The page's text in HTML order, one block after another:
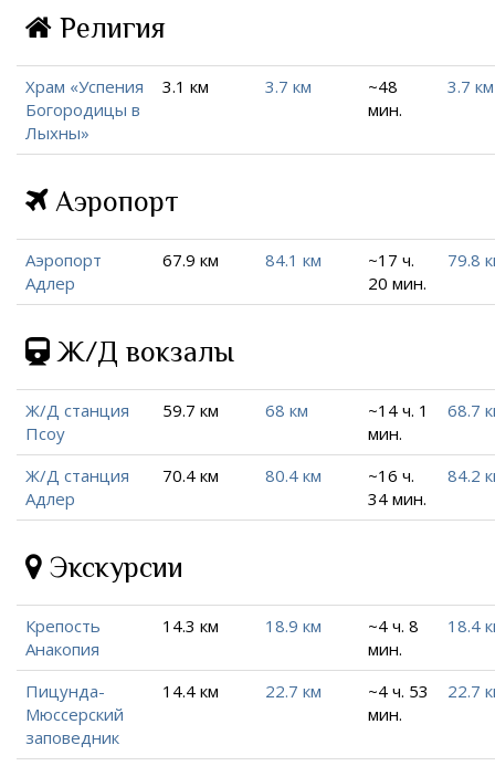
Религия
Храм «Успения
Богородицы в
Лыхны»
3.1 км 3.7 км
~48
мин.
3.7 км
Аэропорт
Аэропорт
Адлер
67.9 км 84.1 км
~17 ч.
20 мин.
79.8
Ж/Д вокзалы
Ж/Д станция
Псоу
59.7 км 68 км
~14 ч. 1
мин.
68.7
Ж/Д станция
Адлер
70.4 км 80.4 км
~16 ч.
34 мин.
84.2
Экскурсии
Крепость
Анакопия
14.3 км 18.9 км
~4 ч. 8
мин.
18.4
Пицунда-
Мюссерский
заповедник
14.4 км 22.7 км
~4 ч. 53
мин.
22.7